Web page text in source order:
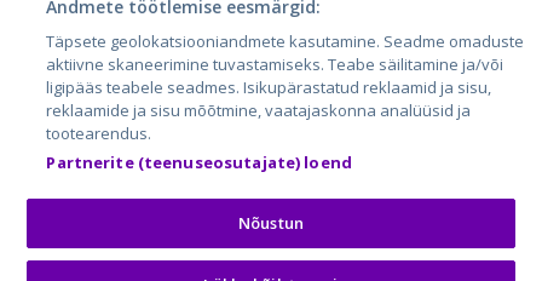
City24.lv
City24.ee
GetaPro.lv
GetaPro.ee
Autoplius.lt
Aruodas.lt
CVbankas.lt
Kainos.lt
Paslaugos.lt
auto24.ee
Osta.ee
KuldneBörs.ee
Andmete töötlemise eesmärgid:
Täpsete geolokatsiooniandmete kasutamine. Seadme omaduste
aktiivne skaneerimine tuvastamiseks. Teabe säilitamine ja/või
ligipääs teabele seadmes. Isikupärastatud reklaamid ja sisu,
reklaamide ja sisu mõõtmine, vaatajaskonna analüüsid ja
tootearendus.
Partnerite (teenuseosutajate) loend
Nõustun